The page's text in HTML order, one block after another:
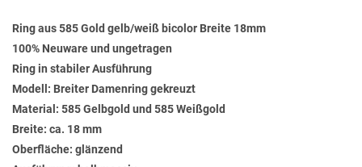
Ring aus 585 Gold gelb/weiß bicolor Breite 18mm
100% Neuware und ungetragen
Ring in stabiler Ausführung
Modell: Breiter Damenring gekreuzt
Material: 585 Gelbgold und 585 Weißgold
Breite: ca. 18 mm
Oberfläche: glänzend